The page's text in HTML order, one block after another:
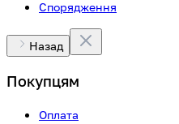
Спорядження
Назад
Покупцям
Оплата